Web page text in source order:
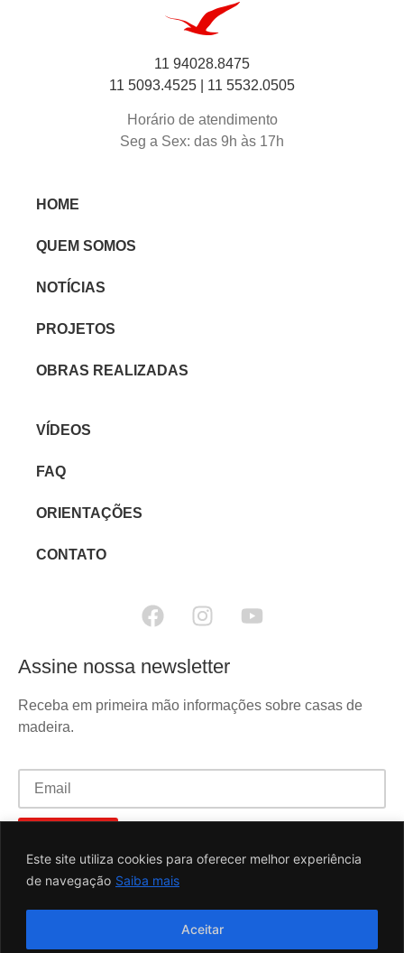
Este site utiliza cookies para oferecer melhor experiência
de navegação Saiba mais
Aceitar
11 94028.8475
11 5093.4525 | 11 5532.0505
Horário de atendimento
Seg a Sex: das 9h às 17h
HOME
QUEM SOMOS
NOTÍCIAS
PROJETOS
OBRAS REALIZADAS
VÍDEOS
FAQ
ORIENTAÇÕES
CONTATO
Assine nossa newsletter
Receba em primeira mão informações sobre casas de
madeira.